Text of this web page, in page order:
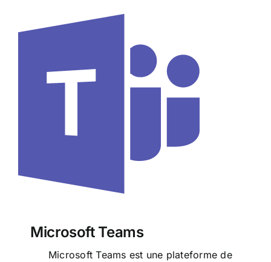
Microsoft Teams
Microsoft Teams
Microsoft Teams est une plateforme de